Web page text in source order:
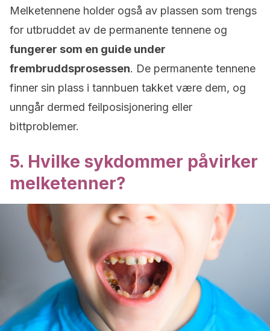
Melketennene holder også av plassen som trengs
for utbruddet av de permanente tennene og
fungerer som en guide under
frembruddsprosessen. De permanente tennene
finner sin plass i tannbuen takket være dem, og
unngår dermed feilposisjonering eller
bittproblemer.
5. Hvilke sykdommer påvirker
melketenner?